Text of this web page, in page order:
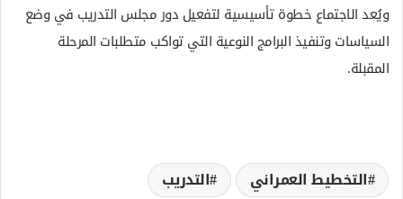
ويُعد الاجتماع خطوة تأسيسية لتفعيل دور مجلس التدريب في وضع
السياسات وتنفيذ البرامج النوعية التي تواكب متطلبات المرحلة
المقبلة.
التخطيط العمراني التدريب